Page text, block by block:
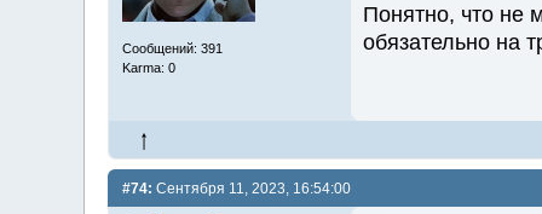
Сообщений: 391
Karma: 0
Понятно, что не
обязательно на
#74: Сентября 11, 2023, 16:54:00